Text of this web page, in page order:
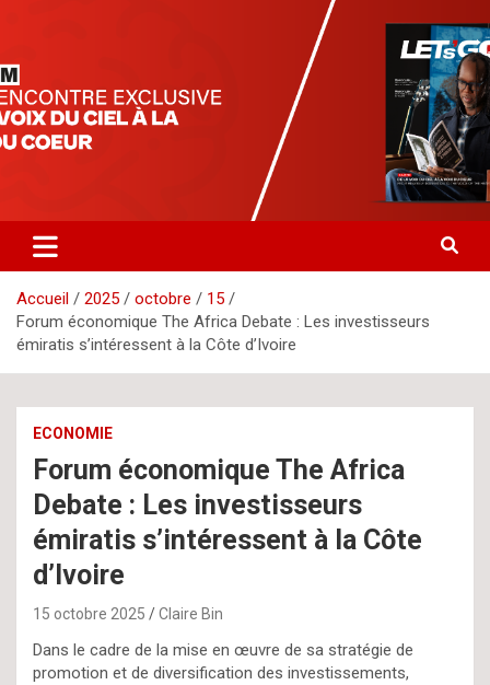
letsgomedia-ci.com
Accueil 2025 octobre
15
Forum économique The Africa Debate : Les investisseurs
émiratis s’intéressent à la Côte d’Ivoire
ECONOMIE
Forum économique The Africa
Debate : Les investisseurs
émiratis s’intéressent à la Côte
d’Ivoire
15 octobre 2025 Claire Bin
Dans le cadre de la mise en œuvre de sa stratégie de
promotion et de diversification des investissements,